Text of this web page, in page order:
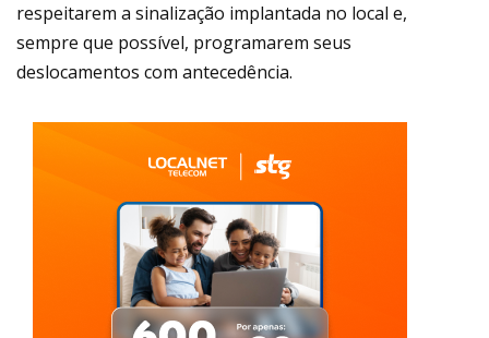
respeitarem a sinalização implantada no local e,
sempre que possível, programarem seus
deslocamentos com antecedência.